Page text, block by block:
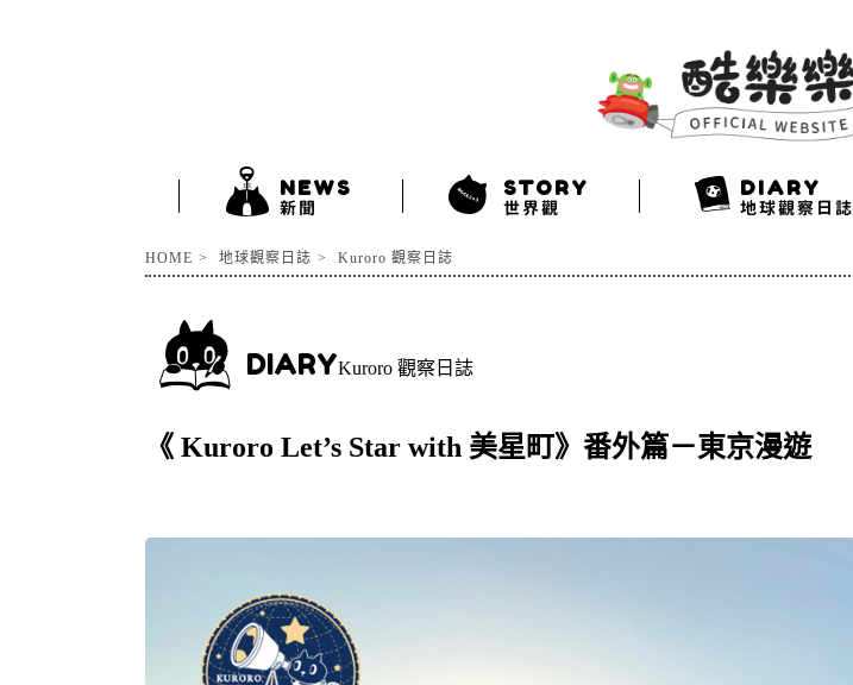
NEWS
新聞
STORY
世界觀
DIARY
地球觀察日誌
HOME 地球觀察日誌 Kuroro 觀察日誌
DIARYKuroro 觀察日誌
《 Kuroro Let’s Star with 美星町》番外篇－東京漫遊